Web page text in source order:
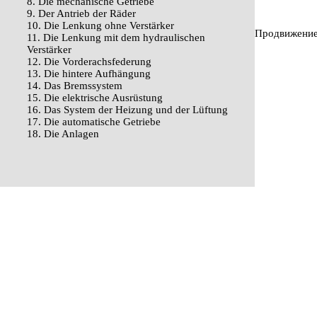
9. Der Antrieb der Räder
10. Die Lenkung ohne Verstärker
11. Die Lenkung mit dem hydraulischen
Verstärker
12. Die Vorderachsfederung
13. Die hintere Aufhängung
14. Das Bremssystem
15. Die elektrische Ausrüstung
16. Das System der Heizung und der Lüftung
17. Die automatische Getriebe
18. Die Anlagen